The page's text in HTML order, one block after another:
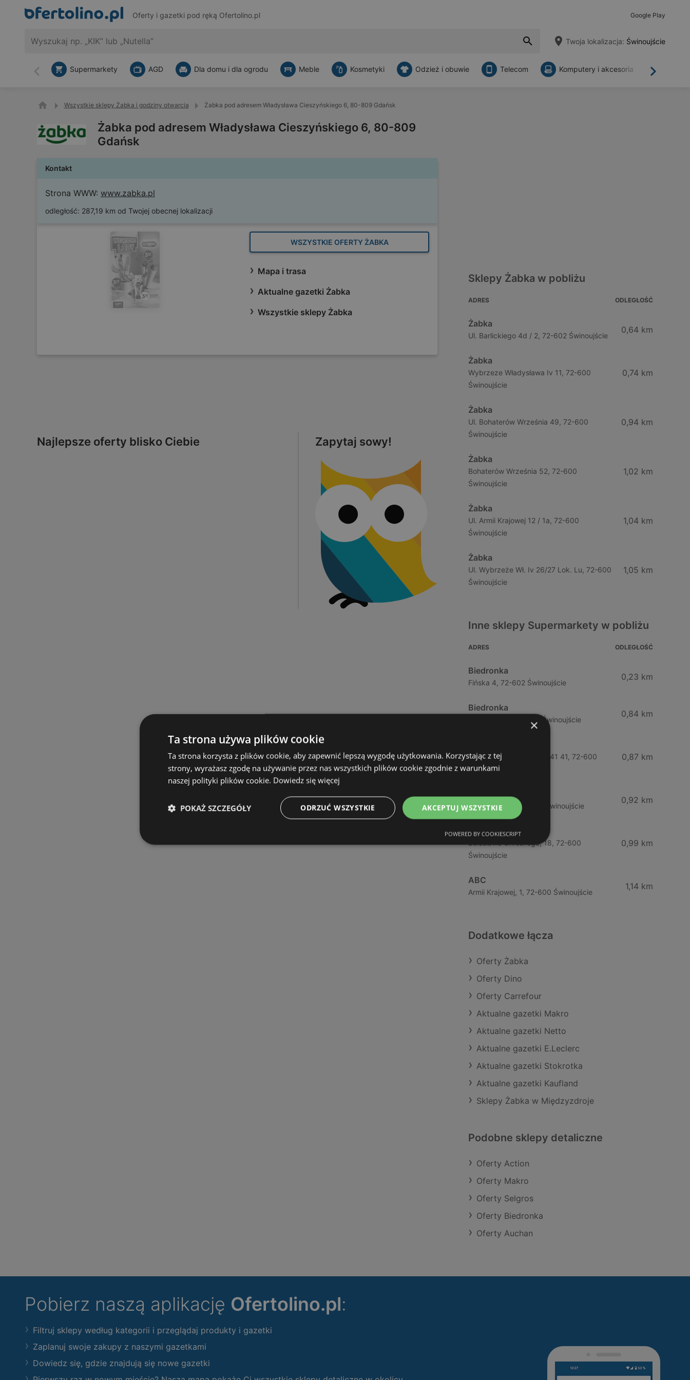
Oferty i gazetki pod ręką Ofertolino.pl Google Play
Twoja lokalizacja: Świnoujście
Wstecz Dalej
Supermarkety AGD Dla domu i dla ogrodu Meble Kosmetyki Odzież i obuwie Telecom Komputery i akcesoria
Wszystkie sklepy Żabka i godziny otwarcia Żabka pod adresem Władysława Cieszyńskiego 6, 80-809 Gdańsk
Żabka pod adresem Władysława Cieszyńskiego 6, 80-809
Gdańsk
Kontakt
Strona WWW: www.zabka.pl
odległość: 287,19 km od Twojej obecnej lokalizacji
WSZYSTKIE OFERTY ŻABKA
Mapa i trasa
Aktualne gazetki Żabka
Wszystkie sklepy Żabka
Najlepsze oferty blisko Ciebie Zapytaj sowy!
Sklepy Żabka w pobliżu
ADRES ODLEGŁOŚĆ
Żabka
Ul. Barlickiego 4d / 2, 72-602 Świnoujście
0,64 km
Żabka
Wybrzeze Władysława Iv 11, 72-600
Świnoujście
0,74 km
Żabka
Ul. Bohaterów Września 49, 72-600
Świnoujście
0,94 km
Żabka
Bohaterów Września 52, 72-600
Świnoujście
1,02 km
Żabka
Ul. Armii Krajowej 12 / 1a, 72-600
Świnoujście
1,04 km
Żabka
Ul. Wybrzeże Wł. Iv 26/27 Lok. Lu, 72-600
Świnoujście
1,05 km
Inne sklepy Supermarkety w pobliżu
ADRES ODLEGŁOŚĆ
Biedronka
Fińska 4, 72-602 Świnoujście
0,23 km
Biedronka
Chrobrego 9, 72-600 Świnoujście
0,84 km
Ul. Bohaterów Września 41 41, 72-600
Świnoujście
0,87 km
ABC
Barlickiego, 4, 72-600 Świnoujście
0,92 km
ABC
Bolesława Chrobrego, 18, 72-600
Świnoujście
0,99 km
ABC
Armii Krajowej, 1, 72-600 Świnoujście
1,14 km
Dodatkowe łącza
Oferty Żabka
Oferty Dino
Oferty Carrefour
Aktualne gazetki Makro
Aktualne gazetki Netto
Aktualne gazetki E.Leclerc
Aktualne gazetki Stokrotka
Aktualne gazetki Kaufland
Sklepy Żabka w Międzyzdroje
Podobne sklepy detaliczne
Oferty Action
Oferty Makro
Oferty Selgros
Oferty Biedronka
Oferty Auchan
Pobierz naszą aplikację Ofertolino.pl:
Filtruj sklepy według kategorii i przeglądaj produkty i gazetki
Zaplanuj swoje zakupy z naszymi gazetkami
Dowiedz się, gdzie znajdują się nowe gazetki
×
Ta strona używa plików cookie
Ta strona korzysta z plików cookie, aby zapewnić lepszą wygodę użytkowania. Korzystając z tej
strony, wyrażasz zgodę na używanie przez nas wszystkich plików cookie zgodnie z warunkami
naszej polityki plików cookie. Dowiedz się więcej
AKCEPTUJ WSZYSTKIE
ODRZUĆ WSZYSTKIE
POKAŻ SZCZEGÓŁY
POWERED BY COOKIESCRIPT